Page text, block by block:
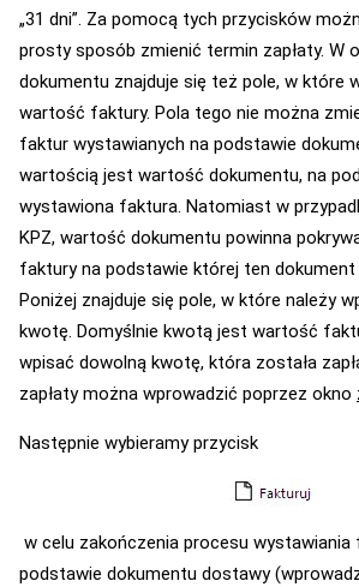
„31 dni”. Za pomocą tych przycisków
prosty sposób zmienić termin zapłaty. W
dokumentu znajduje się też pole, w które
wartość faktury. Pola tego nie można
faktur wystawianych na podstawie
wartością jest wartość dokumentu, na
wystawiona faktura. Natomiast w
KPZ, wartość dokumentu powinna
faktury na podstawie której ten dokument
Poniżej znajduje się pole, w które należy
kwotę. Domyślnie kwotą jest wartość
wpisać dowolną kwotę, która została
zapłaty można wprowadzić poprzez okno
Następnie wybieramy przycisk
w celu zakończenia procesu wystawiania
podstawie dokumentu dostawy